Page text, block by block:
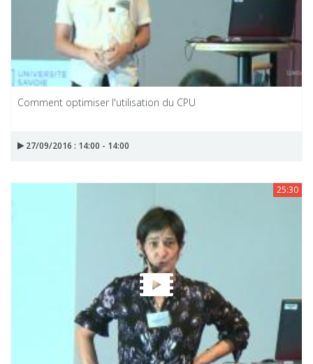
Comment optimiser l'utilisation du CPU
27/09/2016 : 14:00 - 14:00
25:30